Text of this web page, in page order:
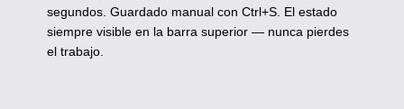
segundos. Guardado manual con Ctrl+S. El estado
siempre visible en la barra superior — nunca pierdes
el trabajo.